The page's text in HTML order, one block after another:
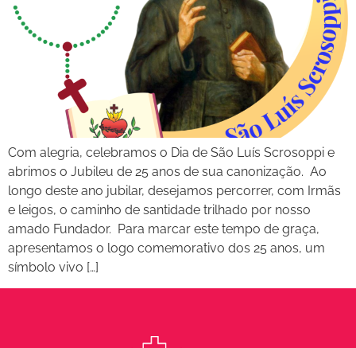
Com alegria, celebramos o Dia de São Luís Scrosoppi e
abrimos o Jubileu de 25 anos de sua canonização. Ao
longo deste ano jubilar, desejamos percorrer, com Irmãs
e leigos, o caminho de santidade trilhado por nosso
amado Fundador. Para marcar este tempo de graça,
apresentamos o logo comemorativo dos 25 anos, um
símbolo vivo […]